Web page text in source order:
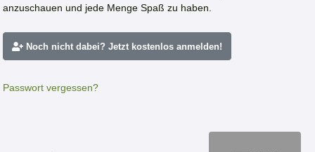
anzuschauen und jede Menge Spaß zu haben.
Noch nicht dabei? Jetzt kostenlos anmelden!
Passwort vergessen?